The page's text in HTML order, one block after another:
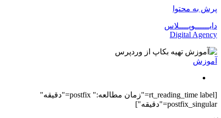
پرش به محتوا
دایــــــوپــــلاس
Digital Agency
آموزش
[rt_reading_time label="زمان مطالعه:" postfix="دقیقه"
postfix_singular="دقیقه"]